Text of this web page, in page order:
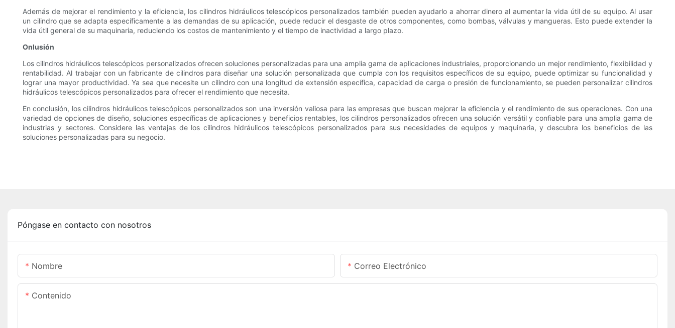
Además de mejorar el rendimiento y la eficiencia, los cilindros hidráulicos telescópicos personalizados también pueden ayudarlo a ahorrar dinero al aumentar la vida útil de su equipo. Al usar
un cilindro que se adapta específicamente a las demandas de su aplicación, puede reducir el desgaste de otros componentes, como bombas, válvulas y mangueras. Esto puede extender la
vida útil general de su maquinaria, reduciendo los costos de mantenimiento y el tiempo de inactividad a largo plazo.
Onlusión
Los cilindros hidráulicos telescópicos personalizados ofrecen soluciones personalizadas para una amplia gama de aplicaciones industriales, proporcionando un mejor rendimiento, flexibilidad y
rentabilidad. Al trabajar con un fabricante de cilindros para diseñar una solución personalizada que cumpla con los requisitos específicos de su equipo, puede optimizar su funcionalidad y
lograr una mayor productividad. Ya sea que necesite un cilindro con una longitud de extensión específica, capacidad de carga o presión de funcionamiento, se pueden personalizar cilindros
hidráulicos telescópicos personalizados para ofrecer el rendimiento que necesita.
En conclusión, los cilindros hidráulicos telescópicos personalizados son una inversión valiosa para las empresas que buscan mejorar la eficiencia y el rendimiento de sus operaciones. Con una
variedad de opciones de diseño, soluciones específicas de aplicaciones y beneficios rentables, los cilindros personalizados ofrecen una solución versátil y confiable para una amplia gama de
industrias y sectores. Considere las ventajas de los cilindros hidráulicos telescópicos personalizados para sus necesidades de equipos y maquinaria, y descubra los beneficios de las
soluciones personalizadas para su negocio.
Póngase en contacto con nosotros
Nombre Correo Electrónico
Contenido